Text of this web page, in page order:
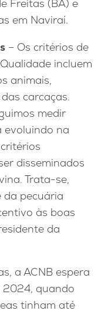
Freitas (BA) e
em Naviraí.
– Os critérios de
incluem
animais,
carcaças.
medir
evoluindo na
disseminados
Trata-se,
pecuária
às boas
da
a ACNB espera
2024, quando
tinham até